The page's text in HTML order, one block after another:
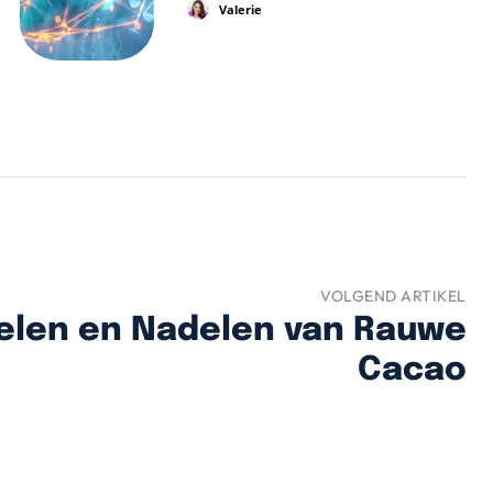
Valerie
VOLGEND ARTIKEL
en Nadelen van Rauwe
Cacao